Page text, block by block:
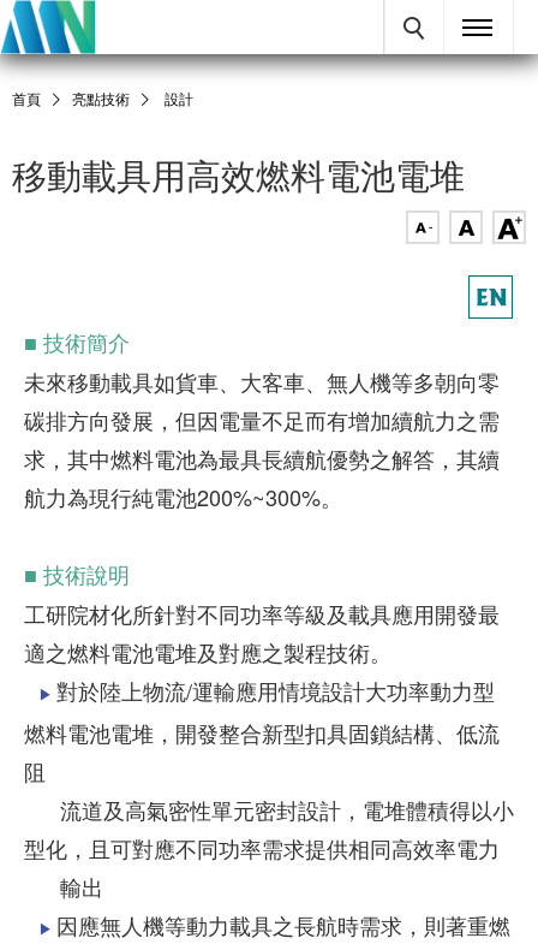
首頁 亮點技術 設計
移動載具用高效燃料電池電堆
■ 技術簡介
未來移動載具如貨車、大客車、無人機等多朝向零
碳排方向發展，但因電量不足而有增加續航力之需
求，其中燃料電池為最具長續航優勢之解答，其續
航力為現行純電池200%~300%。
■ 技術說明
工研院材化所針對不同功率等級及載具應用開發最
適之燃料電池電堆及對應之製程技術。
▶ 對於陸上物流/運輸應用情境設計大功率動力型
燃料電池電堆，開發整合新型扣具固鎖結構、低流
阻
流道及高氣密性單元密封設計，電堆體積得以小
型化，且可對應不同功率需求提供相同高效率電力
輸出
▶ 因應無人機等動力載具之長航時需求，則著重燃